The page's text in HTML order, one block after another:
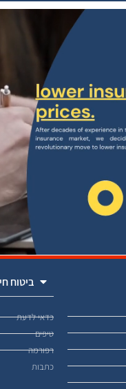
ביטוח
כדאי לדעת
טיפים
רפורמה
כתבות